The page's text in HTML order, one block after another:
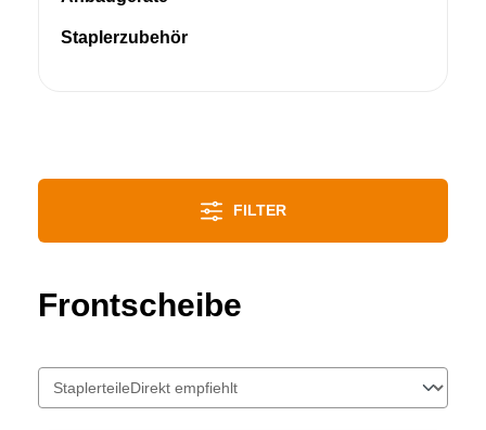
Staplerzubehör
FILTER
Frontscheibe